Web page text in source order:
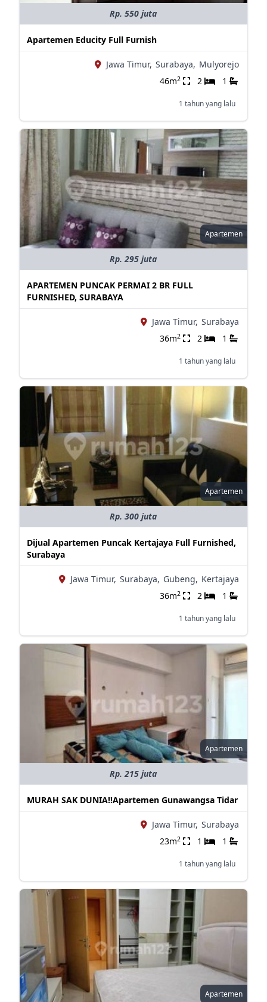
Rp. 550 juta
Apartemen Educity Full Furnish
Jawa Timur, Surabaya, Mulyorejo
46m2 2 1
1 tahun yang lalu
Apartemen
Rp. 295 juta
APARTEMEN PUNCAK PERMAI 2 BR FULL
FURNISHED, SURABAYA
Jawa Timur, Surabaya
36m2 2 1
1 tahun yang lalu
Apartemen
Rp. 300 juta
Dijual Apartemen Puncak Kertajaya Full Furnished,
Surabaya
Jawa Timur, Surabaya, Gubeng, Kertajaya
36m2 2 1
1 tahun yang lalu
Apartemen
Rp. 215 juta
MURAH SAK DUNIA‼️Apartemen Gunawangsa Tidar
Jawa Timur, Surabaya
23m2 1 1
1 tahun yang lalu
Apartemen